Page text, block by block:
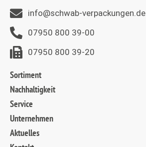
info@schwab-verpackungen.de
07950 800 39-00
07950 800 39-20
Sortiment
Nachhaltigkeit
Service
Unternehmen
Aktuelles